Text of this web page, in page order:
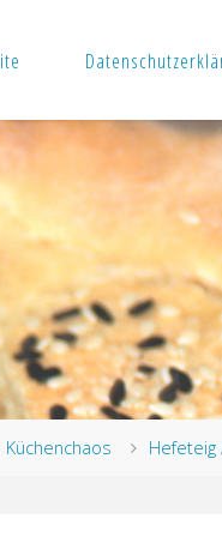
Küchenchaos Hefeteig